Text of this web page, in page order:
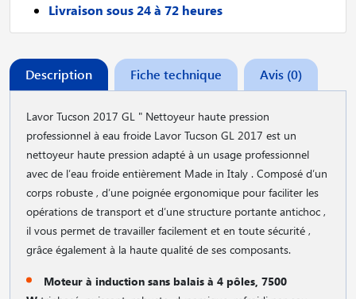
Livraison sous 24 à 72 heures
Description Fiche technique Avis (0)
Lavor Tucson 2017 GL " Nettoyeur haute pression
professionnel à eau froide Lavor Tucson GL 2017 est un
nettoyeur haute pression adapté à un usage professionnel
avec de l′eau froide entièrement Made in Italy . Composé d′un
corps robuste , d′une poignée ergonomique pour faciliter les
opérations de transport et d′une structure portante antichoc ,
il vous permet de travailler facilement et en toute sécurité ,
grâce également à la haute qualité de ses composants.
Moteur à induction sans balais à 4 pôles, 7500